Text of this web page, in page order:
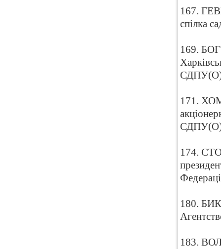
167.
спілка
169.
171.
174.
180.
183.